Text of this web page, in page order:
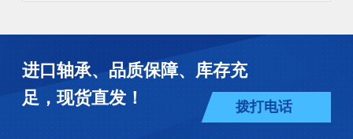
进口轴承、品质保障、库存充
足，现货直发！
拨打电话